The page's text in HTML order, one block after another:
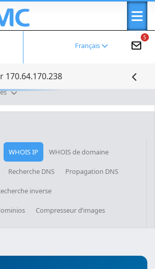
5
Français
170.64.170.238
WHOIS IP WHOIS de domaine
Recherche DNS Propagation DNS
inverse
Compresseur d’images